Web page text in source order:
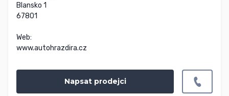
Blansko 1
67801
Web:
www.autohrazdira.cz
Napsat prodejci